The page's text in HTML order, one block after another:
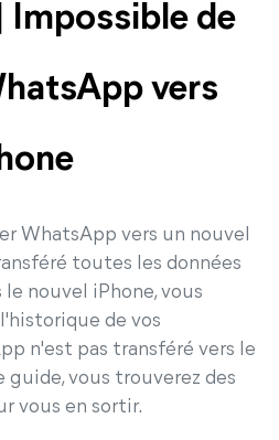
Impossible de
vers
WhatsApp vers un nouvel
toutes les données
nouvel iPhone, vous
de vos
n'est pas transféré vers le
guide, vous trouverez des
vous en sortir.